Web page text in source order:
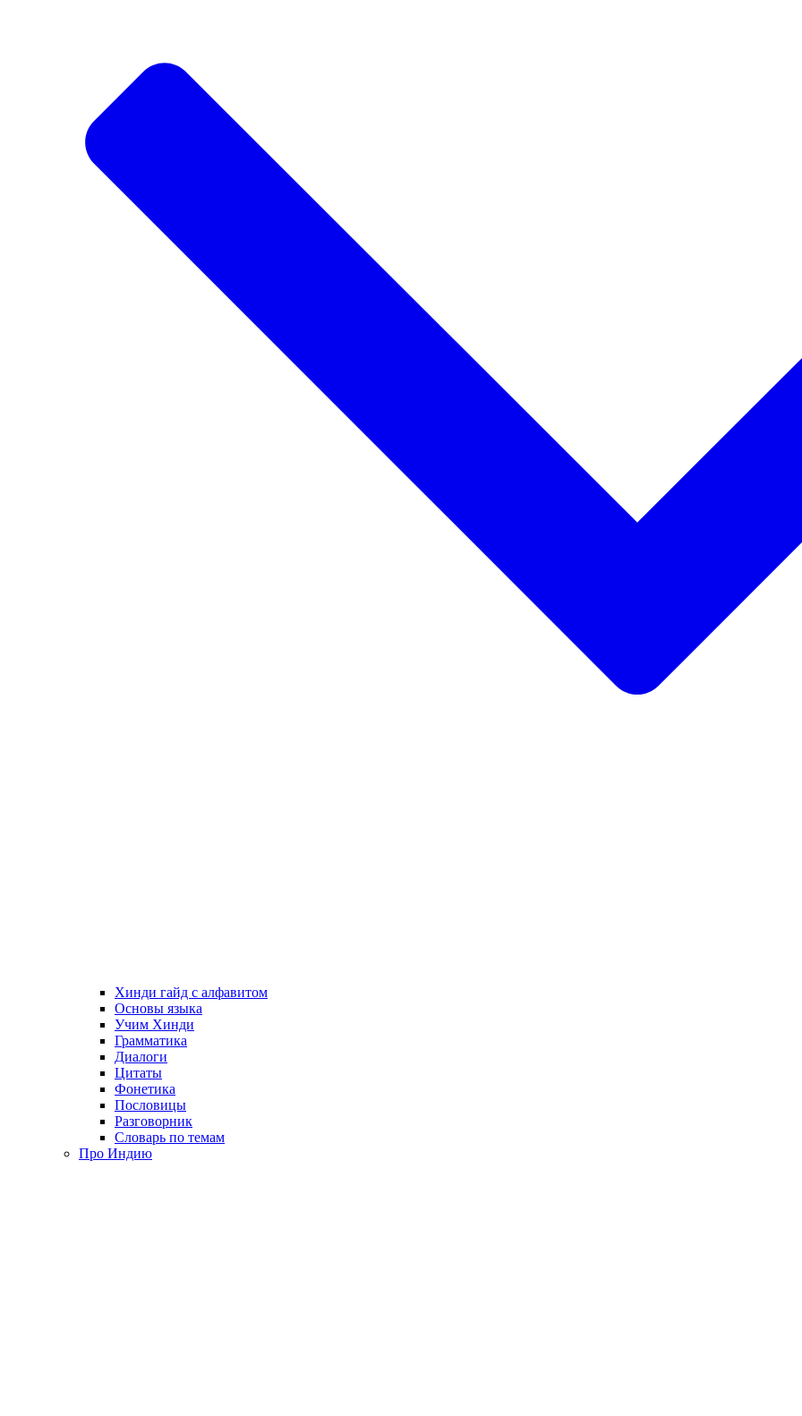
Хинди гайд с алфавитом
Основы языка
Учим Хинди
Грамматика
Диалоги
Цитаты
Фонетика
Пословицы
Разговорник
Словарь по темам
Про Индию